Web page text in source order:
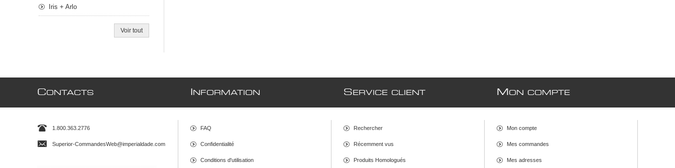
Iris + Arlo
Voir tout
CONTACTS
1.800.363.2776
Superior-CommandesWeb@imperialdade.com
NFORMATION
FAQ
Confidentialité
Conditions d'utilisation
S ERVICE CLIENT
Rechercher
Récemment vus
Produits Homologués
M ON COMPTE
Mon compte
Mes commandes
Mes adresses